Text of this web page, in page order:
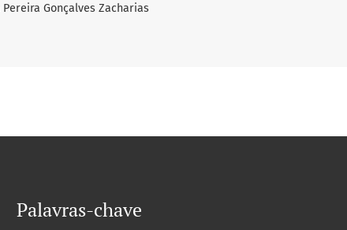
Gonçalves Zacharias
Palavras-chave